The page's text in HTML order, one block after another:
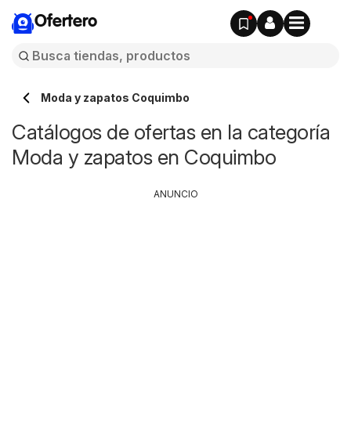
Ofertero
Moda y zapatos Coquimbo
Catálogos de ofertas en la categoría
Moda y zapatos en Coquimbo
ANUNCIO